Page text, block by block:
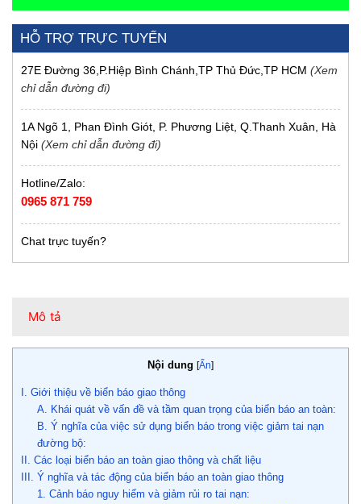
HỖ TRỢ TRỰC TUYẾN
27E Đường 36,P.Hiệp Bình Chánh,TP Thủ Đức,TP HCM (Xem
chỉ dẫn đường đi)
1A Ngõ 1, Phan Đình Giót, P. Phương Liệt, Q.Thanh Xuân, Hà
Nội (Xem chỉ dẫn đường đi)
Hotline/Zalo:
0965 871 759
Chat trực tuyến?
Mô tả
Nội dung [Ẩn]
I. Giới thiệu về biển báo giao thông
A. Khái quát về vấn đề và tầm quan trọng của biển báo an toàn:
B. Ý nghĩa của việc sử dụng biển báo trong việc giảm tai nạn
đường bộ:
II. Các loại biển báo an toàn giao thông và chất liệu
III. Ý nghĩa và tác động của biển báo an toàn giao thông
1. Cảnh báo nguy hiểm và giảm rủi ro tai nạn: